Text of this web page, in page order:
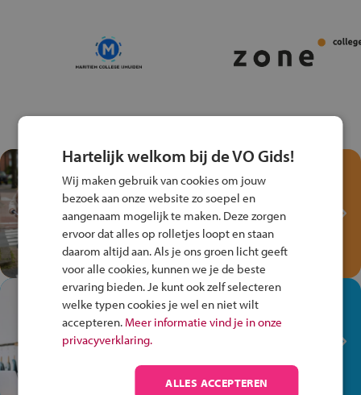
Test je kennis met het
Fiets Veilig
Verkeersspel!
Speel het Fiets Veilig Verkeersspel
en win een Cortina-fiets!
In de winkel ben je op je
plek!
Ontdek via het vmbo jouw talent
op de winkelvloer, waar elke dag
anders is!
Hartelijk welkom bij de VO Gids!
Wij maken gebruik van cookies om jouw
bezoek aan onze website zo soepel en
aangenaam mogelijk te maken. Deze zorgen
ervoor dat alles op rolletjes loopt en staan
daarom altijd aan. Als je ons groen licht geeft
voor alle cookies, kunnen we je de beste
ervaring bieden. Je kunt ook zelf selecteren
welke typen cookies je wel en niet wilt
accepteren. Meer informatie vind je in onze
privacyverklaring.
ALLES ACCEPTEREN